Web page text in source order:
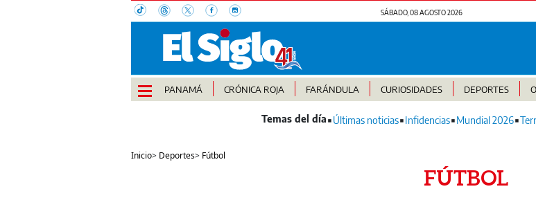
SÁBADO, 08 AGOSTO 2026
PANAMÁ CRÓNICA ROJA FARÁNDULA CURIOSIDADES DEPORTES
Últimas noticias Infidencias Mundial 2026
Inicio> Deportes> Fútbol
FÚTBOL